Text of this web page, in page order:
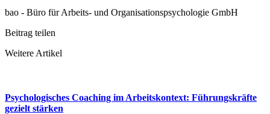
bao - Büro für Arbeits- und Organisationspsychologie GmbH
Beitrag teilen
Weitere Artikel
Psychologisches Coaching im Arbeitskontext: Führungskräfte
gezielt stärken